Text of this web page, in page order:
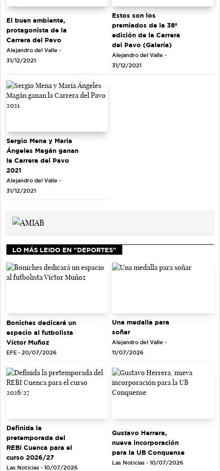
El buen ambiente,
protagonista de la
Carrera del Pavo
Alejandro del Valle -
31/12/2021
Estos son los
premiados de la 38ª
edición de la Carrera
del Pavo (Galería)
Alejandro del Valle -
31/12/2021
Sergio Mena y María
Ángeles Magán ganan
la Carrera del Pavo
2021
Alejandro del Valle -
31/12/2021
LO MÁS LEIDO EN "DEPORTES"
Boniches dedicará un
espacio al futbolista
Víctor Muñoz
EFE - 20/07/2026
Una medalla para
soñar
Alejandro del Valle -
11/07/2026
Definida la
pretemporada del
REBI Cuenca para el
curso 2026/27
Las Noticias - 10/07/2026
Gustavo Herrera,
nueva incorporación
para la UB Conquense
Las Noticias - 10/07/2026